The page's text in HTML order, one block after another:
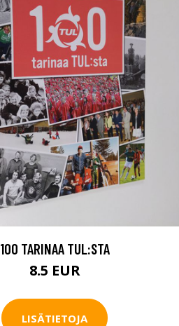
100 TARINAA TUL:STA
8.5 EUR
LISÄTIETOJA